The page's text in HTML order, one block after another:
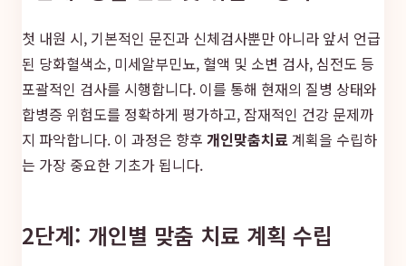
첫 내원 시, 기본적인 문진과 신체검사뿐만 아니라 앞서 언급
된 당화혈색소, 미세알부민뇨, 혈액 및 소변 검사, 심전도 등
포괄적인 검사를 시행합니다. 이를 통해 현재의 질병 상태와
합병증 위험도를 정확하게 평가하고, 잠재적인 건강 문제까
지 파악합니다. 이 과정은 향후 개인맞춤치료계획을 수립하
는 가장 중요한 기초가 됩니다.
2단계: 개인별 맞춤 치료 계획 수립